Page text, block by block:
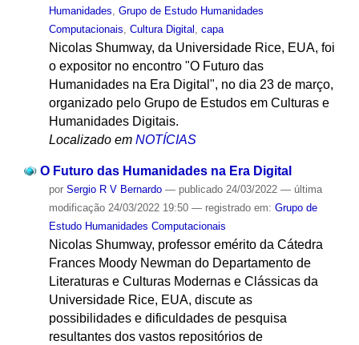
Humanidades, Grupo de Estudo Humanidades
Computacionais, Cultura Digital , capa
Nicolas Shumway, da Universidade Rice, EUA, foi
o expositor no encontro "O Futuro das
Humanidades na Era Digital", no dia 23 de março,
organizado pelo Grupo de Estudos em Culturas e
Humanidades Digitais.
Localizado em NOTÍCIAS
O Futuro das Humanidades na Era Digital
por Sergio R V Bernardo — publicado24/03/2022 — última
modificação24/03/2022 19:50 — registrado em: Grupo de
Estudo Humanidades Computacionais
Nicolas Shumway, professor emérito da Cátedra
Frances Moody Newman do Departamento de
Literaturas e Culturas Modernas e Clássicas da
Universidade Rice, EUA, discute as
possibilidades e dificuldades de pesquisa
resultantes dos vastos repositórios de